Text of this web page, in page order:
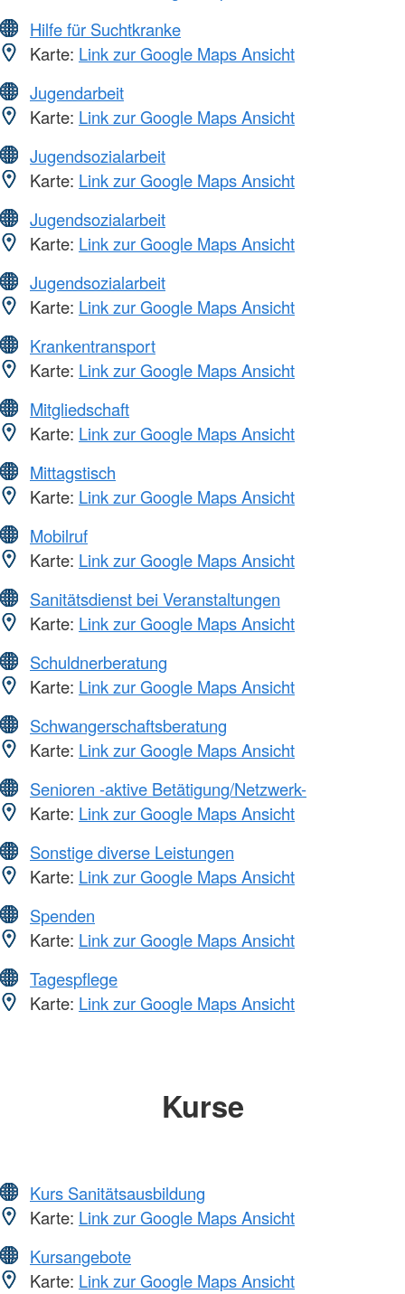
Hilfe für Suchtkranke
Karte: Link zur Google Maps Ansicht
Jugendarbeit
Karte: Link zur Google Maps Ansicht
Jugendsozialarbeit
Karte: Link zur Google Maps Ansicht
Jugendsozialarbeit
Karte: Link zur Google Maps Ansicht
Jugendsozialarbeit
Karte: Link zur Google Maps Ansicht
Krankentransport
Karte: Link zur Google Maps Ansicht
Mitgliedschaft
Karte: Link zur Google Maps Ansicht
Mittagstisch
Karte: Link zur Google Maps Ansicht
Mobilruf
Karte: Link zur Google Maps Ansicht
Sanitätsdienst bei Veranstaltungen
Karte: Link zur Google Maps Ansicht
Schuldnerberatung
Karte: Link zur Google Maps Ansicht
Schwangerschaftsberatung
Karte: Link zur Google Maps Ansicht
Senioren -aktive Betätigung/Netzwerk-
Karte: Link zur Google Maps Ansicht
Sonstige diverse Leistungen
Karte: Link zur Google Maps Ansicht
Spenden
Karte: Link zur Google Maps Ansicht
Tagespflege
Karte: Link zur Google Maps Ansicht
Kurse
Kurs Sanitätsausbildung
Karte: Link zur Google Maps Ansicht
Kursangebote
Karte: Link zur Google Maps Ansicht